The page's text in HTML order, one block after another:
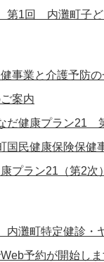
1回 内灘町子ど
事業と介護予防
案内
だ健康プラン21
国民健康保険保健
プラン21（第2次）
灘町特定健診・
予約が開始しま